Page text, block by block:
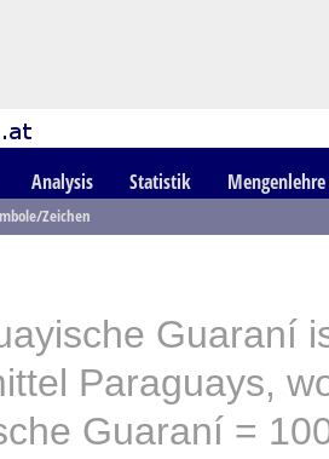
Analysis Statistik Mengenlehre
Zeichen
Guaraní
Paraguays,
Guaraní =